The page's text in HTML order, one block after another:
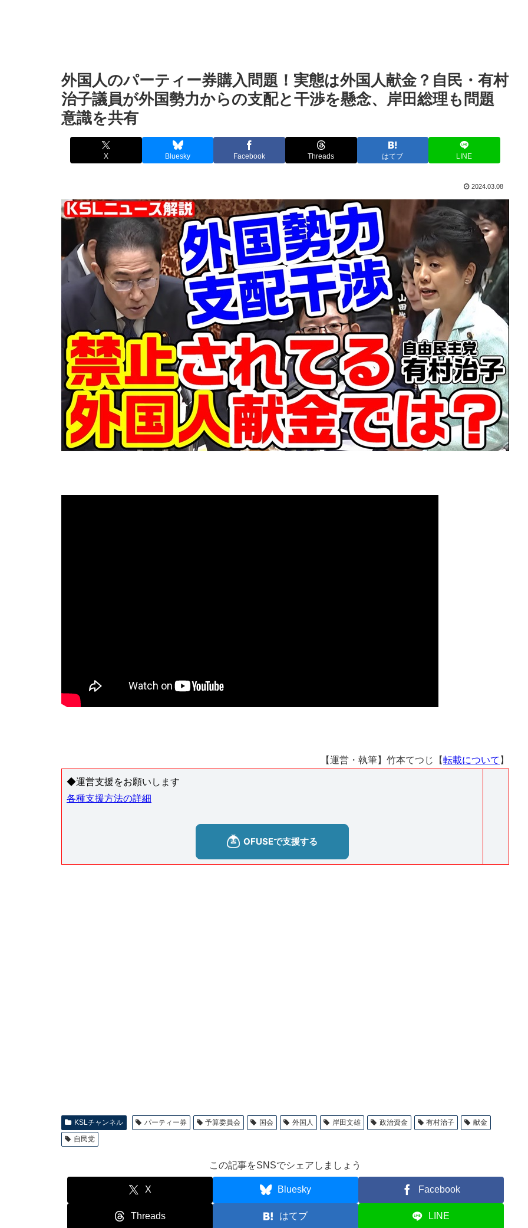
外国人のパーティー券購入問題！実態は外国人献金？自民・有村
治子議員が外国勢力からの支配と干渉を懸念、岸田総理も問題
意識を共有
X Bluesky Facebook Threads はてブ LINE
2024.03.08
【運営・執筆】竹本てつじ【転載について 】
◆運営支援をお願いします
各種支援方法の詳細
KSLチャンネル パーティー券 予算委員会 国会 外国人 岸田文雄 政治資金 有村治子
献金
自民党
この記事をSNSでシェアしましょう
X Bluesky Facebook
Threads はてブ LINE